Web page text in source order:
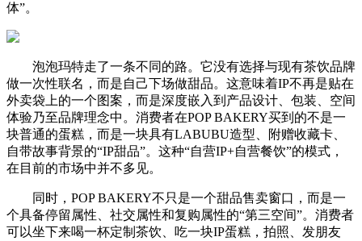
体”。
泡泡玛特走了一条不同的路。它没有选择与现有茶饮品牌
做一次性联名，而是自己下场做甜品。这意味着IP不再是贴在
外卖袋上的一个图案，而是深度嵌入到产品设计、包装、空间
体验乃至品牌理念中。消费者在POP BAKERY买到的不是一
块普通的蛋糕，而是一块具有LABUBU造型、附赠收藏卡、
自带故事背景的“IP甜品”。这种“自营IP+自营餐饮”的模式，
在目前的市场中并不多见。
同时，POP BAKERY不只是一个甜品售卖窗口，而是一
个具备停留属性、社交属性和复购属性的“第三空间”。消费者
可以坐下来喝一杯定制茶饮、吃一块IP蛋糕，拍照、发朋友